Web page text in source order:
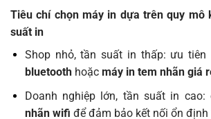
Tiêu chí chọn máy in dựa trên quy mô
suất in
Shop nhỏ, tần suất in thấp: ưu tiên
bluetoothhoặc máy in tem nhãn giá
Doanh nghiệp lớn, tần suất in
nhãn wifi để đảm bảo kết nối ổn